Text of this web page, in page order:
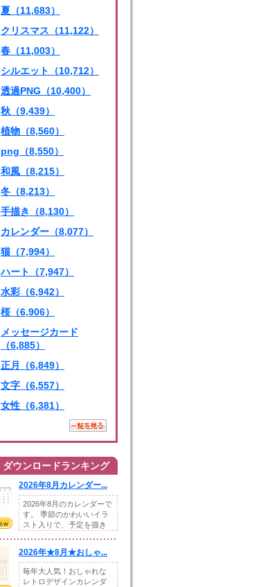
夏（11,683）
クリスマス（11,122）
春（11,003）
シルエット（10,712）
透過PNG（10,400）
秋（9,439）
植物（8,560）
png（8,550）
和風（8,215）
冬（8,213）
手描き（8,130）
カレンダー（8,077）
猫（7,994）
ハート（7,947）
水彩（6,942）
桜（6,906）
メッセージカード
（6,885）
正月（6,849）
文字（6,557）
女性（6,381）
ダウンロードランキング
2026年8月カレンダー...
2026年8月のカレンダーで
す。 季節のかわいいイラ
スト入りで、予定を描き
2026年★8月★おしゃ...
毎年大人気！おしゃれな
レトロデザインカレンダ